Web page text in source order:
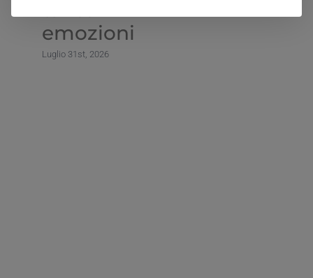
emozioni
Luglio 31st, 2026